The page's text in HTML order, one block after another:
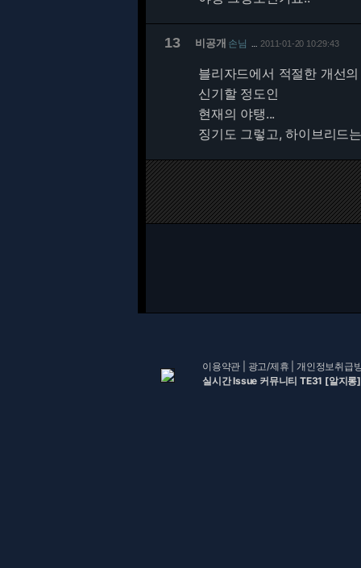
13 비공개 손님 2011-01-20 10:29:43
블리자드에서 적절한 개선
신기할 정도인
현재의 야탱...
징기도 그렇고, 하이브리드
이용약관 광고/제휴 |개인정보취급
실시간 Issue 커뮤니티 TE31 [알지